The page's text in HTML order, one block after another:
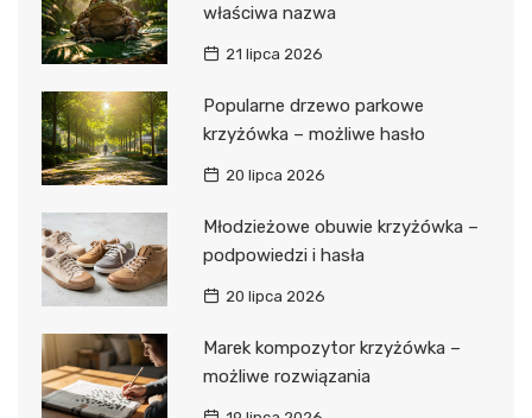
właściwa nazwa
21 lipca 2026
Popularne drzewo parkowe
krzyżówka – możliwe hasło
20 lipca 2026
Młodzieżowe obuwie krzyżówka –
podpowiedzi i hasła
20 lipca 2026
Marek kompozytor krzyżówka –
możliwe rozwiązania